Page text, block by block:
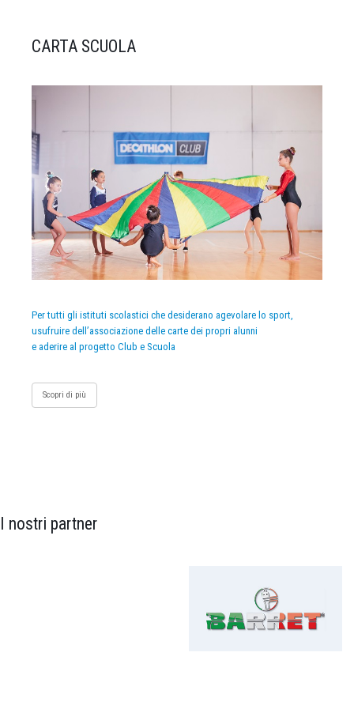
CARTA SCUOLA
Per tutti gli istituti scolastici che desiderano agevolare lo sport,
usufruire dell’associazione delle carte dei propri alunni
e aderire al progetto Club e Scuola
Scopri di più
I nostri partner